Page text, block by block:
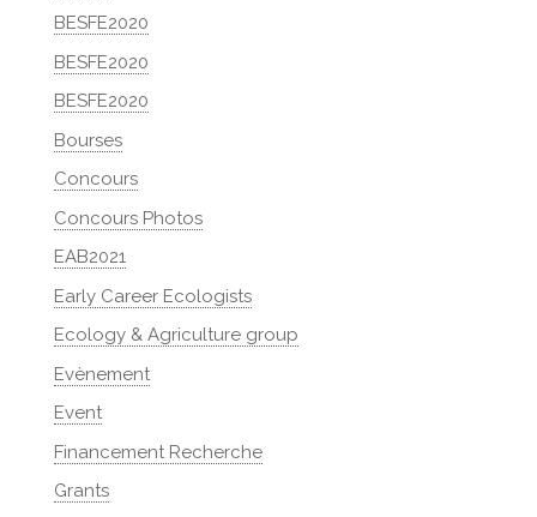
BESFE2020
BESFE2020
BESFE2020
Bourses
Concours
Concours Photos
EAB2021
Early Career Ecologists
Ecology & Agriculture group
Evènement
Event
Financement Recherche
Grants